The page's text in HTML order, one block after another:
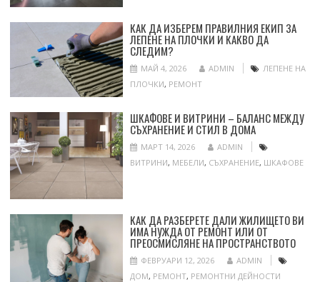
КАК ДА ИЗБЕРЕМ ПРАВИЛНИЯ ЕКИП ЗА
ЛЕПЕНЕ НА ПЛОЧКИ И КАКВО ДА
СЛЕДИМ?
МАЙ 4, 2026 ADMIN
ЛЕПЕНЕ НА
ПЛОЧКИ, РЕМОНТ
ШКАФОВЕ И ВИТРИНИ – БАЛАНС МЕЖДУ
СЪХРАНЕНИЕ И СТИЛ В ДОМА
МАРТ 14, 2026
ADMIN
ВИТРИНИ, МЕБЕЛИ, СЪХРАНЕНИЕ, ШКАФОВЕ
КАК ДА РАЗБЕРЕТЕ ДАЛИ ЖИЛИЩЕТО ВИ
ИМА НУЖДА ОТ РЕМОНТ ИЛИ ОТ
ПРЕОСМИСЛЯНЕ НА ПРОСТРАНСТВОТО
ФЕВРУАРИ 12, 2026
ADMIN
ДОМ, РЕМОНТ, РЕМОНТНИ ДЕЙНОСТИ